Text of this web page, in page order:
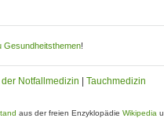
Gesundheitsthemen!
Notfallmedizin | Tauchmedizin
aus der freien Enzyklopädie Wikipedia